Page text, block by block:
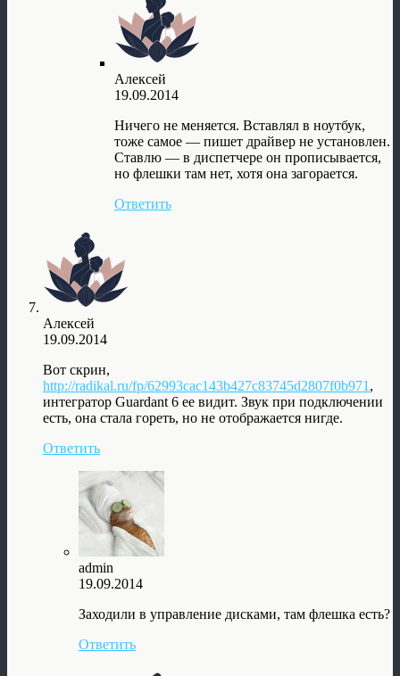
Алексей
19.09.2014
Ничего не меняется. Вставлял в ноутбук,
тоже самое — пишет драйвер не установлен.
Ставлю — в диспетчере он прописывается,
но флешки там нет, хотя она загорается.
Ответить
Алексей
19.09.2014
Вот скрин,
http://radikal.ru/fp/62993cac143b427c83745d2807f0b971 ,
интегратор Guardant 6 ее видит. Звук при подключении
есть, она стала гореть, но не отображается нигде.
Ответить
admin
19.09.2014
Заходили в управление дисками, там флешка есть?
Ответить